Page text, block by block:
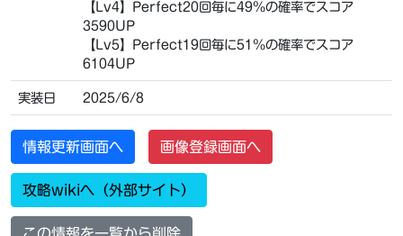
【Lv4】Perfect20回毎に49％の確率でスコア
3590UP
【Lv5】Perfect19回毎に51％の確率でスコア
6104UP
実装日 2025/6/8
情報更新画面へ 画像登録画面へ
攻略wikiへ（外部サイト）